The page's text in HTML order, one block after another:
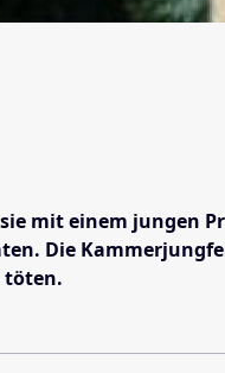
mit einem jungen
Die
töten.